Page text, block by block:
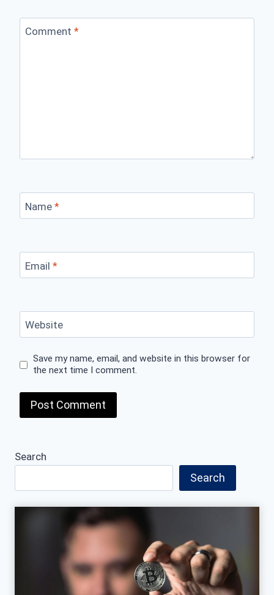
Comment *
Name *
Email *
Website
Save my name, email, and website in this browser for
the next time I comment.
Search
Search